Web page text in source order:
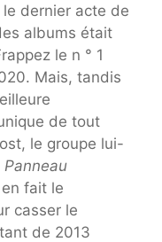
dernier acte de
albums était
le n ° 1
Mais, tandis
de tout
le groupe lui-
Panneau
fait le
casser le
de 2013